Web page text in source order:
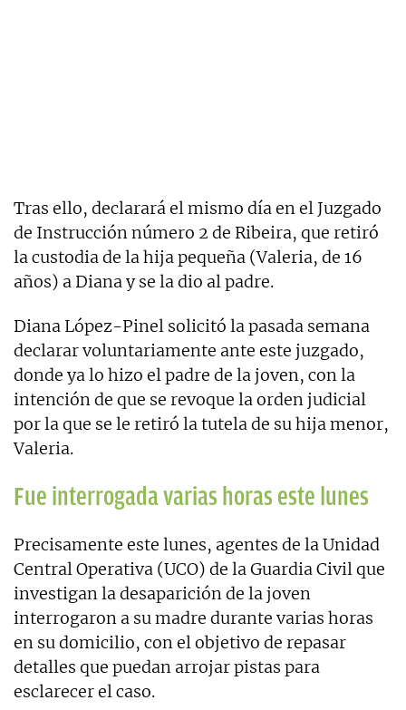
Tras ello, declarará el mismo día en el Juzgado
de Instrucción número 2 de Ribeira, que retiró
la custodia de la hija pequeña (Valeria, de 16
años) a Diana y se la dio al padre.
Diana López-Pinel solicitó la pasada semana
declarar voluntariamente ante este juzgado,
donde ya lo hizo el padre de la joven, con la
intención de que se revoque la orden judicial
por la que se le retiró la tutela de su hija menor,
Valeria.
Fue interrogada varias horas este lunes
Precisamente este lunes, agentes de la Unidad
Central Operativa (UCO) de la Guardia Civil que
investigan la desaparición de la joven
interrogaron a su madre durante varias horas
en su domicilio, con el objetivo de repasar
detalles que puedan arrojar pistas para
esclarecer el caso.